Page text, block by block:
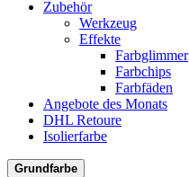
Zubehör
Werkzeug
Effekte
Farbglimmer
Farbchips
Farbfäden
Angebote des Monats
DHL Retoure
Isolierfarbe
Grundfarbe